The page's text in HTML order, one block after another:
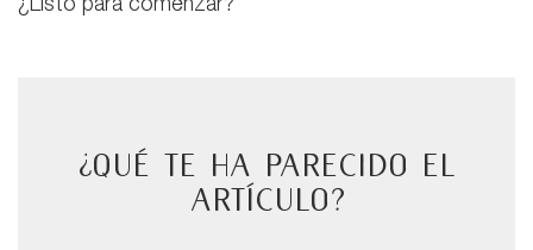
¿Listo para comenzar?
¿Qué te ha parecido el
artículo?